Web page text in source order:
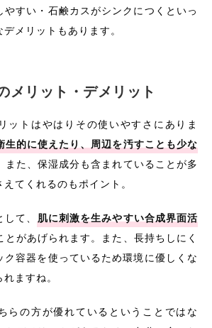
やすい・石鹸カスがシンクにつくといっ
メリットもあります。
メリット・デメリット
ットはやはりその使いやすさにありま
生的に使えたり、周辺を汚すことも少な
また、保湿成分も含まれていることが多
てくれるのもポイント。
て、
肌に刺激を生みやすい合成界面活
とがあげられます。また、長持ちしにく
ク容器を使っているため環境に優しくな
ますね。
らの方が優れているということではな